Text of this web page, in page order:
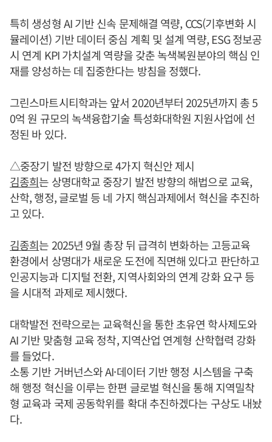
특히 생성형 AI 기반 신속 문제해결 역량, CCS(기후변화 시
뮬레이션) 기반 데이터 중심 계획 및 설계 역량, ESG 정보공
시 연계 KPI 가치설계 역량을 갖춘 녹색복원분야의 핵심 인
재를 양성하는 데 집중한다는 방침을 정했다.
그린스마트시티학과는 앞서 2020년부터 2025년까지 총 5
0억 원 규모의 녹색융합기술 특성화대학원 지원사업에 선
정된 바 있다.
△중장기 발전 방향으로 4가지 혁신안 제시
김종희는 상명대학교 중장기 발전 방향의 해법으로 교육,
산학, 행정, 글로벌 등 네 가지 핵심과제에서 혁신을 추진하
고 있다.
김종희는 2025년 9월 총장 뒤 급격히 변화하는 고등교육
환경에서 상명대가 새로운 도전에 직면해 있다고 판단하고
인공지능과 디지털 전환, 지역사회와의 연계 강화 요구 등
을 시대적 과제로 제시했다.
대학발전 전략으로는 교육혁신을 통한 초유연 학사제도와
AI 기반 맞춤형 교육 정착, 지역산업 연계형 산학협력 강화
를 들었다.
소통 기반 거버넌스와 AI·데이터 기반 행정 시스템을 구축
해 행정 혁신을 이루는 한편 글로벌 혁신을 통해 지역밀착
형 교육과 국제 공동학위를 확대 추진하겠다는 구상도 내놨
다.